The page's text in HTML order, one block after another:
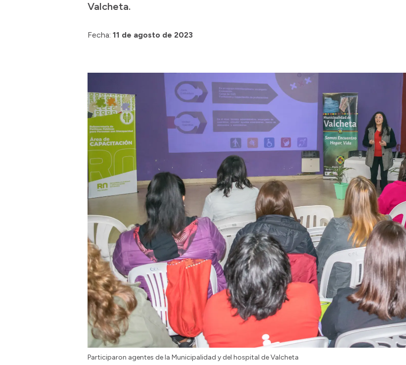
Valcheta.
Fecha: 11 de agosto de 2023
Participaron agentes de la Municipalidad y del hospital de Valcheta